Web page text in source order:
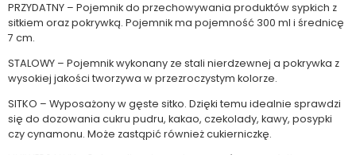
PRZYDATNY – Pojemnik do przechowywania produktów sypkich z
sitkiem oraz pokrywką. Pojemnik ma pojemność 300 ml i średnicę
7 cm.
STALOWY – Pojemnik wykonany ze stali nierdzewnej a pokrywka z
wysokiej jakości tworzywa w przezroczystym kolorze.
SITKO – Wyposażony w gęste sitko. Dzięki temu idealnie sprawdzi
się do dozowania cukru pudru, kakao, czekolady, kawy, posypki
czy cynamonu. Może zastąpić również cukierniczkę.